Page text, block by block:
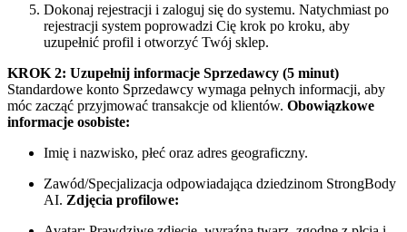
Dokonaj rejestracji i zaloguj się do systemu. Natychmiast po
rejestracji system poprowadzi Cię krok po kroku, aby
uzupełnić profil i otworzyć Twój sklep.
KROK 2: Uzupełnij informacje Sprzedawcy (5 minut)
Standardowe konto Sprzedawcy wymaga pełnych informacji, aby
móc zacząć przyjmować transakcje od klientów. Obowiązkowe
informacje osobiste:
Imię i nazwisko, płeć oraz adres geograficzny.
Zawód/Specjalizacja odpowiadająca dziedzinom StrongBody
AI. Zdjęcia profilowe: